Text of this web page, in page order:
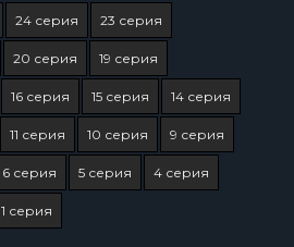
24 серия 23 серия
20 серия 19 серия
16 серия 15 серия 14 серия
11 серия 10 серия 9 серия
6 серия 5 серия 4 серия
1 серия